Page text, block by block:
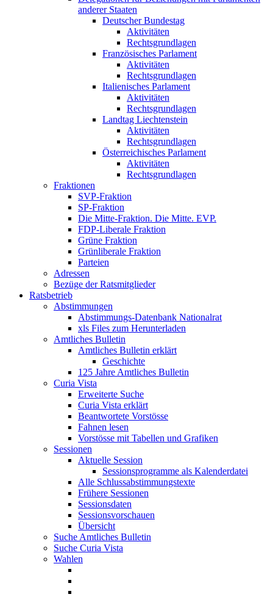
anderer Staaten
Deutscher Bundestag
Aktivitäten
Rechtsgrundlagen
Französisches Parlament
Aktivitäten
Rechtsgrundlagen
Italienisches Parlament
Aktivitäten
Rechtsgrundlagen
Landtag Liechtenstein
Aktivitäten
Rechtsgrundlagen
Österreichisches Parlament
Aktivitäten
Rechtsgrundlagen
Fraktionen
SVP-Fraktion
SP-Fraktion
Die Mitte-Fraktion. Die Mitte. EVP.
FDP-Liberale Fraktion
Grüne Fraktion
Grünliberale Fraktion
Parteien
Adressen
Bezüge der Ratsmitglieder
Ratsbetrieb
Abstimmungen
Abstimmungs-Datenbank Nationalrat
xls Files zum Herunterladen
Amtliches Bulletin
Amtliches Bulletin erklärt
Geschichte
125 Jahre Amtliches Bulletin
Curia Vista
Erweiterte Suche
Curia Vista erklärt
Beantwortete Vorstösse
Fahnen lesen
Vorstösse mit Tabellen und Grafiken
Sessionen
Aktuelle Session
Sessionsprogramme als Kalenderdatei
Alle Schlussabstimmungstexte
Frühere Sessionen
Sessionsdaten
Sessionsvorschauen
Übersicht
Suche Amtliches Bulletin
Suche Curia Vista
Wahlen